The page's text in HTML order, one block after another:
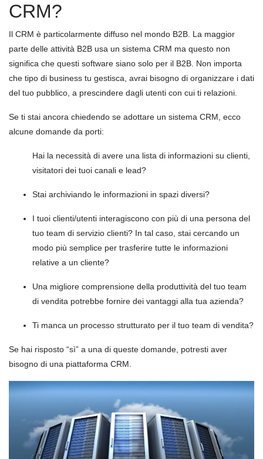
CRM?
Il CRM è particolarmente diffuso nel mondo B2B. La maggior
parte delle attività B2B usa un sistema CRM ma questo non
significa che questi software siano solo per il B2B. Non importa
che tipo di business tu gestisca, avrai bisogno di organizzare i dati
del tuo pubblico, a prescindere dagli utenti con cui ti relazioni.
Se ti stai ancora chiedendo se adottare un sistema CRM, ecco
alcune domande da porti:
Hai la necessità di avere una lista di informazioni su clienti,
visitatori dei tuoi canali e lead?
Stai archiviando le informazioni in spazi diversi?
I tuoi clienti/utenti interagiscono con più di una persona del
tuo team di servizio clienti? In tal caso, stai cercando un
modo più semplice per trasferire tutte le informazioni
relative a un cliente?
Una migliore comprensione della produttività del tuo team
di vendita potrebbe fornire dei vantaggi alla tua azienda?
Ti manca un processo strutturato per il tuo team di vendita?
Se hai risposto “sì” a una di queste domande, potresti aver
bisogno di una piattaforma CRM.